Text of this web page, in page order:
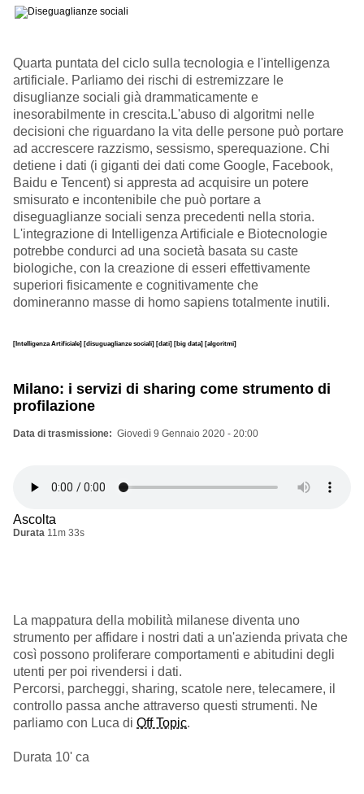
Quarta puntata del ciclo sulla tecnologia e l'intelligenza
artificiale. Parliamo dei rischi di estremizzare le
disuglianze sociali già drammaticamente e
inesorabilmente in crescita.L'abuso di algoritmi nelle
decisioni che riguardano la vita delle persone può portare
ad accrescere razzismo, sessismo, sperequazione. Chi
detiene i dati (i giganti dei dati come Google, Facebook,
Baidu e Tencent) si appresta ad acquisire un potere
smisurato e incontenibile che può portare a
diseguaglianze sociali senza precedenti nella storia.
L'integrazione di Intelligenza Artificiale e Biotecnologie
potrebbe condurci ad una società basata su caste
biologiche, con la creazione di esseri effettivamente
superiori fisicamente e cognitivamente che
domineranno masse di homo sapiens totalmente inutili.
[Intelligenza Artificiale] [disuguaglianze sociali] [dati] [big data] [algoritmi]
Milano: i servizi di sharing come strumento di
profilazione
Data di trasmissione Giovedì 9 Gennaio 2020 - 20:00
Ascolta
Durata 11m 33s
La mappatura della mobilità milanese diventa uno
strumento per affidare i nostri dati a un'azienda privata che
così possono proliferare comportamenti e abitudini degli
utenti per poi rivendersi i dati.
Percorsi, parcheggi, sharing, scatole nere, telecamere, il
controllo passa anche attraverso questi strumenti. Ne
parliamo con Luca di Off Topic.
Durata 10' ca